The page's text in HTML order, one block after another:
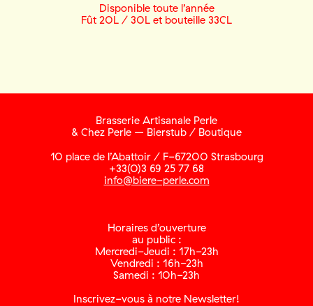
Disponible toute l’année
Fût 20L / 30L et bouteille 33CL
Brasserie Artisanale Perle
& Chez Perle – Bierstub / Boutique
10 place de l’Abattoir / F-67200 Strasbourg
+33(0)3 69 25 77 68
info@biere-perle.com
Horaires d’ouverture
au public :
Mercredi-Jeudi : 17h-23h
Vendredi : 16h-23h
Samedi : 10h-23h
Inscrivez-vous à notre Newsletter!